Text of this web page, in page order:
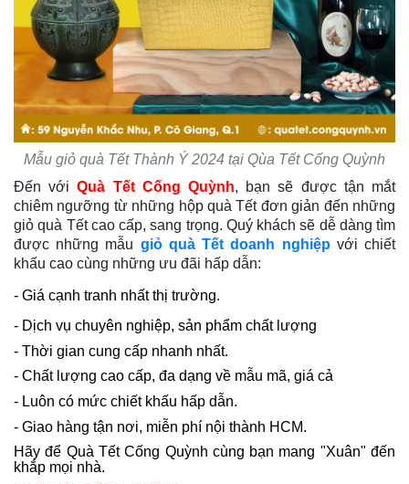
Mẫu giỏ quà Tết Thành Ý 2024 tại Qùa Tết Cống Quỳnh
Đến vớiQuà Tết Cống Quỳnh, bạn sẽ được tận mắt
chiêm ngưỡng từ những hộp quà Tết đơn giản đến những
giỏ quà Tết cao cấp, sang trọng. Quý khách sẽ dễ dàng tìm
được những mẫu giỏ quà Tết doanh nghiệpvới chiết
khấu cao cùng những ưu đãi hấp dẫn:
- Giá cạnh tranh nhất thị trường.
- Dịch vụ chuyên nghiệp, sản phẩm chất lượng
- Thời gian cung cấp nhanh nhất.
- Chất lượng cao cấp, đa dạng về mẫu mã, giá cả
- Luôn có mức chiết khấu hấp dẫn.
- Giao hàng tận nơi, miễn phí nội thành HCM.
Hãy để Quà Tết Cống Quỳnh cùng bạn mang "Xuân" đến
khắp mọi nhà.